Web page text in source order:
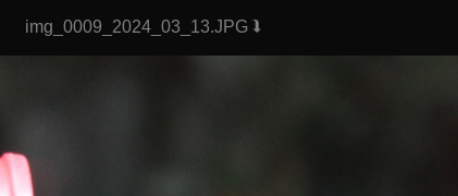
img_0009_2024_03_13.JPG